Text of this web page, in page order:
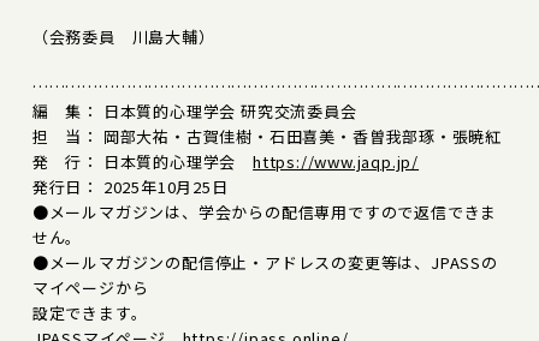
（会務委員 川島大輔）
編 集： 日本質的心理学会 研究交流委員会
担 当： 岡部大祐・古賀佳樹・石田喜美・香曽我部琢・張暁紅
発 行： 日本質的心理学会https://www.jaqp.jp/
発行日： 2025年10月25日
●メールマガジンは、学会からの配信専用ですので返信できま
せん。
●メールマガジンの配信停止・アドレスの変更等は、JPASSの
マイページから
設定できます。